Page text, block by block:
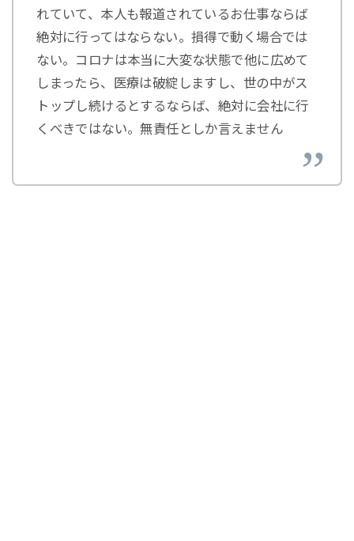
れていて、本人も報道されているお仕事ならば
絶対に行ってはならない。損得で動く場合では
ない。コロナは本当に大変な状態で他に広めて
しまったら、医療は破綻しますし、世の中がス
トップし続けるとするならば、絶対に会社に行
くべきではない。無責任としか言えません